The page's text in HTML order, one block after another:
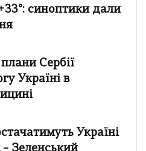
синоптики дали
Сербії
Україні в
Україні
Зеленський